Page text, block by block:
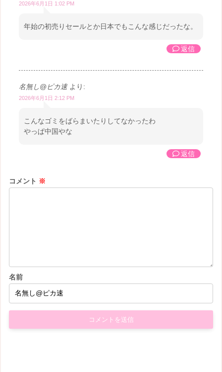
2026年6月1日 1:02 PM
年始の初売りセールとか日本でもこんな感じだったな。
返信
名無し@ピカ速 より:
2026年6月1日 2:12 PM
こんなゴミをばらまいたりしてなかったわ
やっぱ中国やな
返信
コメント ※
名前